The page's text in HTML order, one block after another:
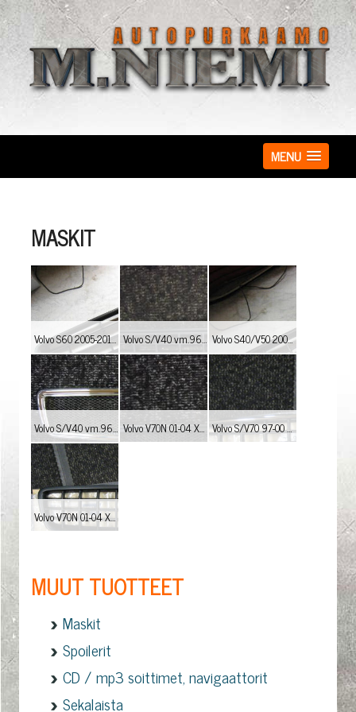
MENU
MASKIT
Volvo S60 2005-2010 musta kennomaski, hinta: 140,-
Volvo S/V40 vm.96-04 Tuning maski kromireunaisena mustalla ritilällä. Hinta: 90,-€ /kpl
Volvo V70N 01-04 XC-maski musta ritilä 110,-/kpl tai musta kenno Hinta: 140,- / kpl
Volvo S/V40 vm.96-04 Tuning maski, musta. Myös kromireunaisena. Hinta: 120,-€ /kpl
Volvo V70N 01-04 XC-maski musta ritilä 110,-/kpl tai musta kenno Hinta: 140,- / kpl
Volvo S40/V50 2004-2007 musta kennomaski, hinta: 120,-
Volvo S/V70 97-00 Tuning Maski musta ritilä 90,-/kpl. Myös musta kenno sekä musta/kromi kenno malli 140,-
MUUT TUOTTEET
Maskit
Spoilerit
CD / mp3 soittimet, navigaattorit
Sekalaista